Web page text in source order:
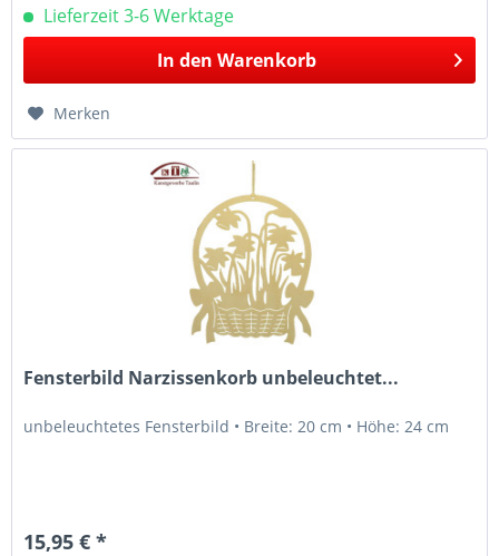
Lieferzeit 3-6 Werktage
In den Warenkorb
Merken
Fensterbild Narzissenkorb unbeleuchtet...
unbeleuchtetes Fensterbild • Breite: 20 cm • Höhe: 24 cm
15,95 € *